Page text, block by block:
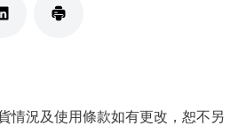
情況及使用條款如有更改，恕不另